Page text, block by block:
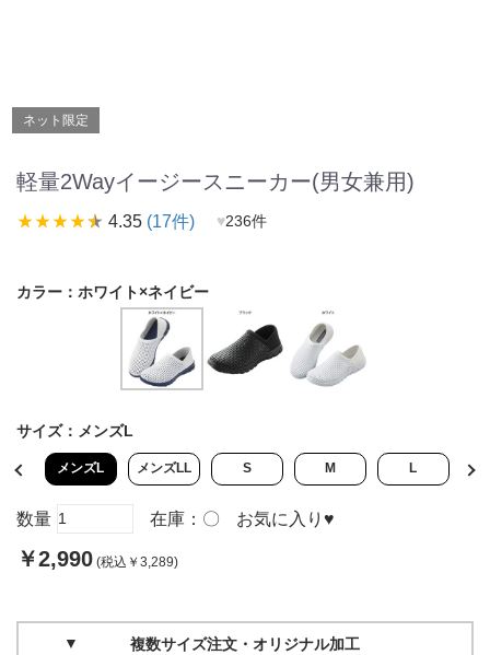
ネット限定
軽量2Wayイージースニーカー(男女兼用)
star_ratestar_ratestar_ratestar_ratestar_rate 4.35 (17件) ♥236件
カラー： ホワイト×ネイビー
サイズ： メンズL
メンズL メンズLL S M L
数量 在庫： 〇 お気に入り ♥
￥2,990 (税込￥3,289)
複数サイズ注文・オリジナル加工